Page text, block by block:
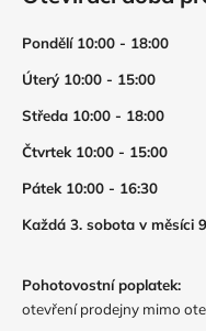
Pondělí 10:00 - 18:00
Úterý 10:00 - 15:00
Středa 10:00 - 18:00
Čtvrtek 10:00 - 15:00
Pátek 10:00 - 16:30
Každá 3. sobota v měsíci
Pohotovostní poplatek:
otevření prodejny mimo